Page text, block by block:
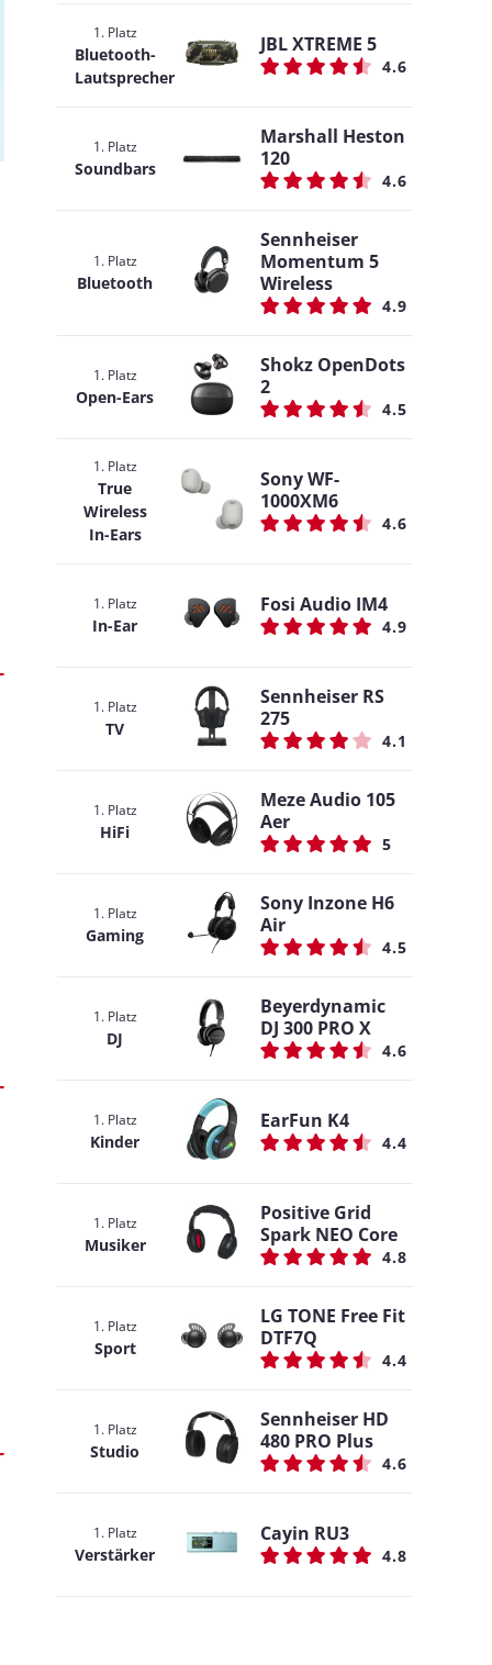
1. Platz
Bluetooth-
Lautsprecher
JBL XTREME 5
4.6
1. Platz
Soundbars
Marshall Heston
120
4.6
1. Platz
Bluetooth
Sennheiser
Momentum 5
Wireless
4.9
1. Platz
Open-Ears
Shokz OpenDots
2
4.5
1. Platz
True
Wireless
In-Ears
Sony WF-
1000XM6
4.6
1. Platz
In-Ear
Fosi Audio IM4
4.9
1. Platz
TV
Sennheiser RS
275
4.1
1. Platz
HiFi
Meze Audio 105
Aer
5
1. Platz
Gaming
Sony Inzone H6
Air
4.5
1. Platz
DJ
Beyerdynamic
DJ 300 PRO X
4.6
1. Platz
Kinder
EarFun K4
4.4
1. Platz
Musiker
Positive Grid
Spark NEO Core
4.8
1. Platz
Sport
LG TONE Free Fit
DTF7Q
4.4
1. Platz
Studio
Sennheiser HD
480 PRO Plus
4.6
1. Platz
Verstärker
Cayin RU3
4.8